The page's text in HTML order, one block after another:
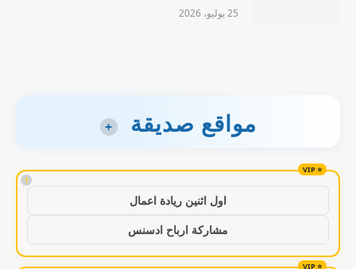
25 يوليو، 2026
مواقع صديقة +
!
اول اثنين ريادة اعمال
مشاركة ارباح ادسنس